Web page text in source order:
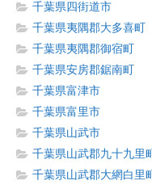
千葉県四街道市
千葉県夷隅郡大多喜町
千葉県夷隅郡御宿町
千葉県安房郡鋸南町
千葉県富津市
千葉県富里市
千葉県山武市
千葉県山武郡九十九里町
千葉県山武郡大網白里町